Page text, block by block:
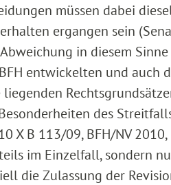
müssen dabei
ergangen sein
in diesem
entwickelten und auch
des
X B 113/09, BFH/NV
im Einzelfall, sondern
die Zulassung der